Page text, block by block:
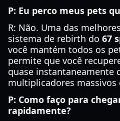
P: Eu perco meus pets
R: Não. Uma das
sistema de rebirth do 67
você mantém todos os
permite que você
quase instantaneamente
multiplicadores massivos
P: Como faço para
rapidamente?